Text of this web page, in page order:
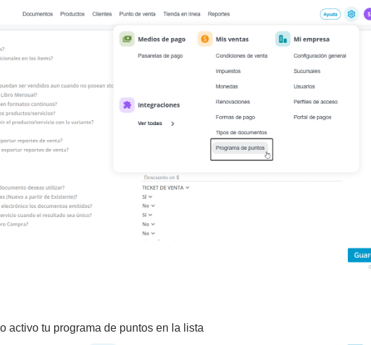
activo tu programa de puntos en la lista